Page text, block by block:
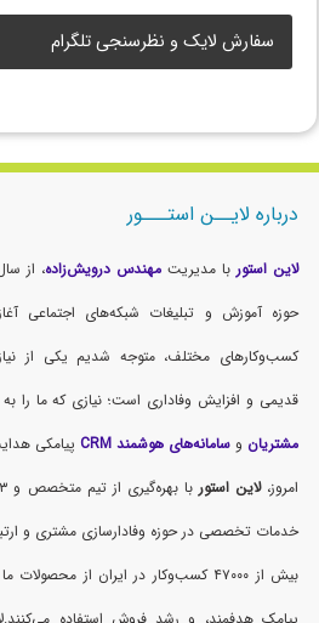
سفارش لایک و نظرسنجی تلگرام